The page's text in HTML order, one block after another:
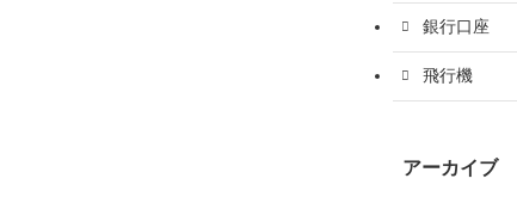
銀行口座
飛行機
アーカイブ